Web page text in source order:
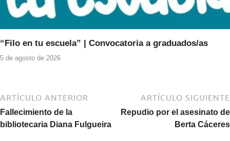
“Filo en tu escuela” | Convocatoria a graduados/as
5 de agosto de 2026
ARTÍCULO ANTERIOR
Fallecimiento de la
bibliotecaria Diana Fulgueira
ARTÍCULO SIGUIENTE
Repudio por el asesinato de
Berta Cáceres